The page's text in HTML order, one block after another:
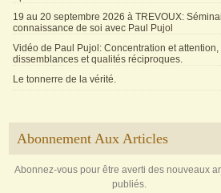
19 au 20 septembre 2026 à TREVOUX:
connaissance de soi avec Paul Pujol
Vidéo de Paul Pujol: Concentration et attention,
dissemblances et qualités réciproques.
Le tonnerre de la vérité.
Abonnement Aux Articles
Abonnez-vous pour être averti des nouveaux
publiés.